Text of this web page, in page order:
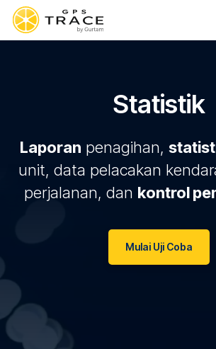
Statistik
Laporan penagihan,
unit, data pelacakan
perjalanan, dan kontrol
Mulai Uji Coba